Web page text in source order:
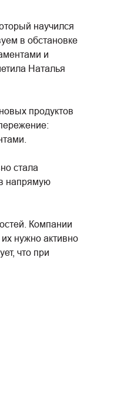
научился
в обстановке
и
Наталья
продуктов
стала
напрямую
Компании
нужно активно
что при